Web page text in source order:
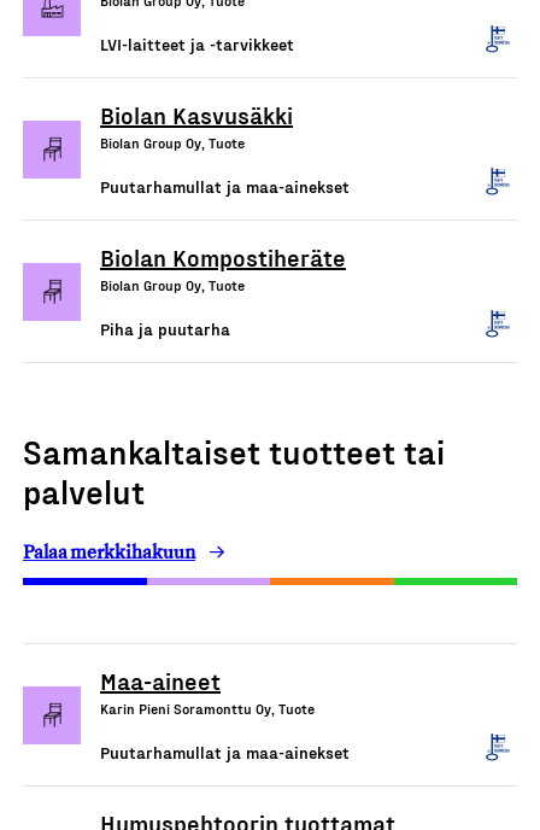
LVI-laitteet ja -tarvikkeet
Biolan Kasvusäkki
Biolan Group Oy, Tuote
Puutarhamullat ja maa-ainekset
Biolan Kompostiheräte
Biolan Group Oy, Tuote
Piha ja puutarha
Samankaltaiset tuotteet tai
palvelut
Palaa merkkihakuun
Maa-aineet
Karin Pieni Soramonttu Oy, Tuote
Puutarhamullat ja maa-ainekset
Humuspehtoorin tuottamat